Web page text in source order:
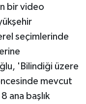
bir video
seçimlerinde
'Bilindiği üzere
mevcut
ana başlık